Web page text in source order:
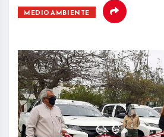
MEDIO AMBIENTE